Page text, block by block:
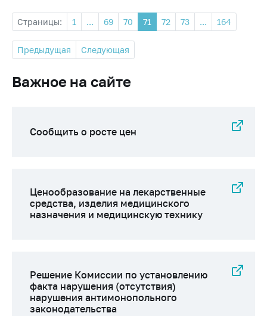
Страницы: 1 ... 69 70 71 72 73 ... 164
Предыдущая Следующая
Важное на сайте
Сообщить о росте цен
Ценообразование на лекарственные
средства, изделия медицинского
назначения и медицинскую технику
Решение Комиссии по установлению
факта нарушения (отсутствия)
нарушения антимонопольного
законодательства